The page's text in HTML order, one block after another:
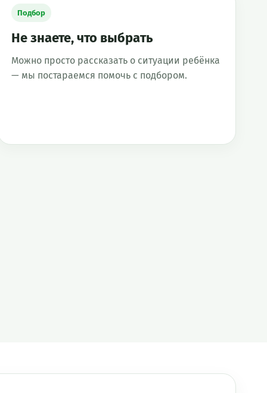
Подбор
Не знаете, что выбрать
Можно просто рассказать о ситуации ребёнка
— мы постараемся помочь с подбором.